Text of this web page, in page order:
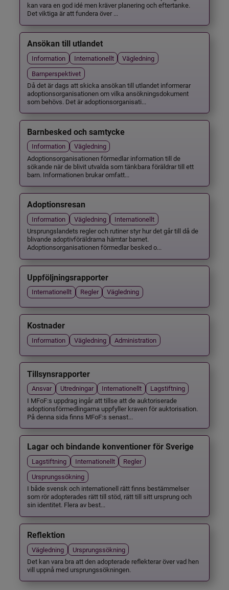
kan vara en god idé men kräver planering och eftertanke.
Det viktiga är att fundera över ...
Ansökan till utlandet
Information Internationellt
Vägledning
Barnperspektivet
Då det är dags att skicka ansökan till utlandet informerar
adoptionsorganisationen om vilka ansökningsdokument
som behövs. Det är adoptionsorganisati...
Barnbesked och samtycke
Information
Vägledning
Adoptionsorganisationen förmedlar information till de
sökande när de blivit utvalda som tänkbara föräldrar till ett
barn. Informationen brukar omfatt...
Adoptionsresan
Information Vägledning
Internationellt
Ursprungslandets regler och rutiner styr hur det går till då de
blivande adoptivföräldrarna hämtar barnet.
Adoptionsorganisationen förmedlar besked o...
Uppföljningsrapporter
Internationellt Regler Vägledning
Kostnader
Information Vägledning Administration
Tillsynsrapporter
Ansvar Utredningar Internationellt
Lagstiftning
I MFoF:s uppdrag ingår att tillse att de auktoriserade
adoptionsförmedlingarna uppfyller kraven för auktorisation.
På denna sida finns MFoF:s senast...
Lagar och bindande konventioner för Sverige
Lagstiftning Internationellt
Regler
Ursprungssökning
I både svensk och internationell rätt finns bestämmelser
som rör adopterades rätt till stöd, rätt till sitt ursprung och
sin identitet. Flera av best...
Reflektion
Vägledning
Ursprungssökning
Det kan vara bra att den adopterade reflekterar över vad hen
vill uppnå med ursprungssökningen.